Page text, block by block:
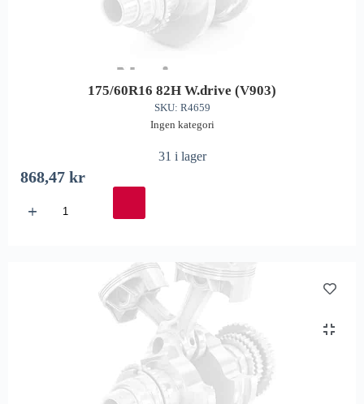
175/60R16 82H W.drive (V903)
SKU: R4659
Ingen kategori
31 i lager
868,47 kr